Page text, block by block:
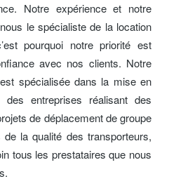
Notre expérience et notre
le spécialiste de la location
pourquoi notre priorité est
avec nos clients. Notre
est spécialisée dans la mise en
entreprises réalisant des
de déplacement de groupe
la qualité des transporteurs,
tous les prestataires que nous